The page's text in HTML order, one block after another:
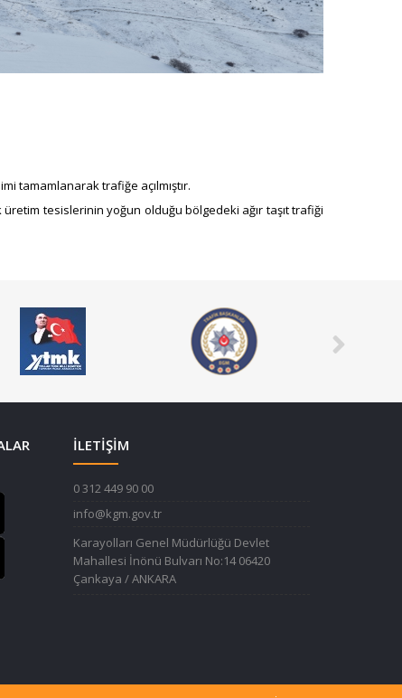
tamamlanarak trafiğe açılmıştır.
üretim tesislerinin yoğun olduğu bölgedeki ağır taşıt trafiği
İLETİŞİM
0 312 449 90 00
info@kgm.gov.tr
Karayolları Genel Müdürlüğü Devlet
Mahallesi İnönü Bulvarı No:14 06420
Çankaya / ANKARA